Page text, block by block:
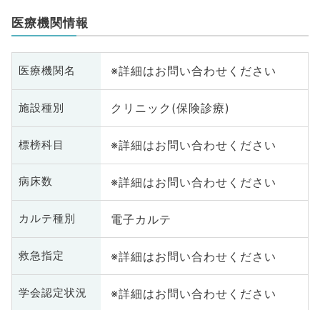
医療機関情報
医療機関名 ※詳細はお問い合わせください
施設種別 クリニック(保険診療)
標榜科目 ※詳細はお問い合わせください
病床数 ※詳細はお問い合わせください
カルテ種別 電子カルテ
救急指定 ※詳細はお問い合わせください
学会認定状況 ※詳細はお問い合わせください